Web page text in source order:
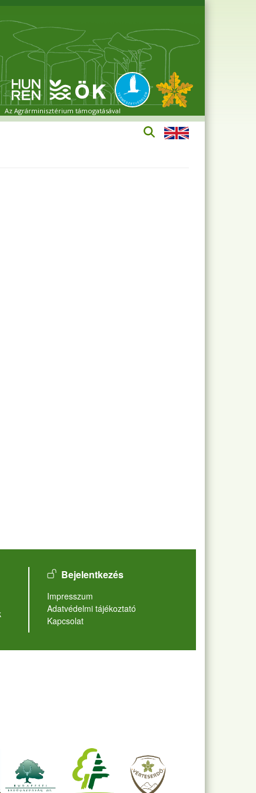
Az Agrárminisztérium támogatásával
User account menu
Bejelentkezés
Lábléc
Impresszum
Adatvédelmi tájékoztató
Kapcsolat